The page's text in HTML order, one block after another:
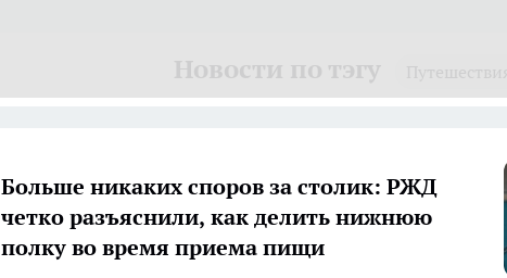
Больше никаких споров за столик: РЖД
четко разъяснили, как делить нижнюю
полку во время приема пищи